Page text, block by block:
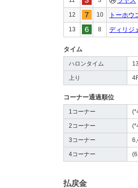
12 10 トーホウ
13 8 ディリジ
タイム
ハロンタイム
上り
コーナー通過順位
1コーナー
2コーナー
3コーナー
4コーナー
払戻金